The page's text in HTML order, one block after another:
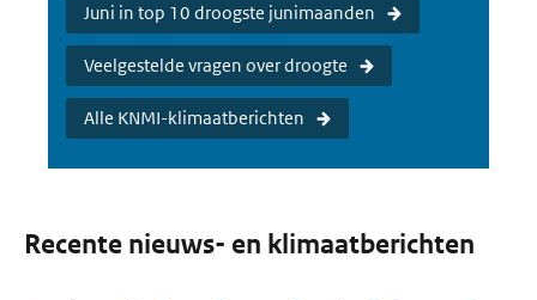
Juni in top 10 droogste junimaanden
Veelgestelde vragen over droogte
Alle KNMI-klimaatberichten
Recente nieuws- en klimaatberichten